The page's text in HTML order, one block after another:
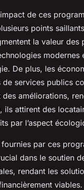
de ces
points
la valeur des
modernes
De plus, les
de services publics
des améliorations,
ils attirent des
par l’aspect
fournies par ces
dans le soutien
rendant les
viables.